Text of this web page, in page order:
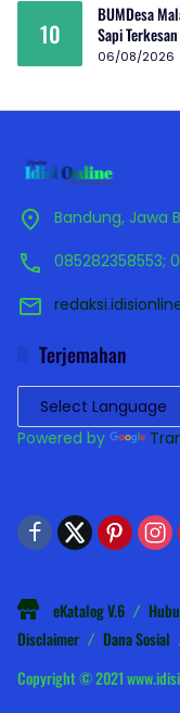
10
BUMDesa
Sapi
06/08/2026
Bandung, Jawa
085282358553;
Terjemahan
Powered by
eKatalog V.6
Disclaimer
Dana Sosial
Copyright © 2021